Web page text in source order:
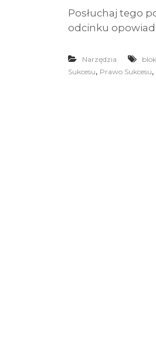
Posłuchaj tego
odcinku
Narzędzia
Sukcesu, Prawo Sukcesu,